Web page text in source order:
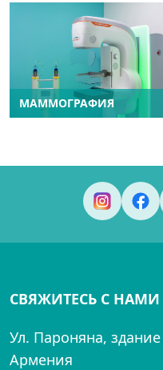
МАММОГРАФИЯ
СВЯЖИТЕСЬ С НАМИ
Ул. Пароняна,
Армения